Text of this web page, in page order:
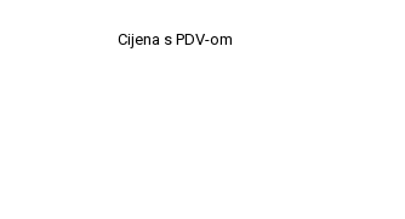
Cijena s PDV-om